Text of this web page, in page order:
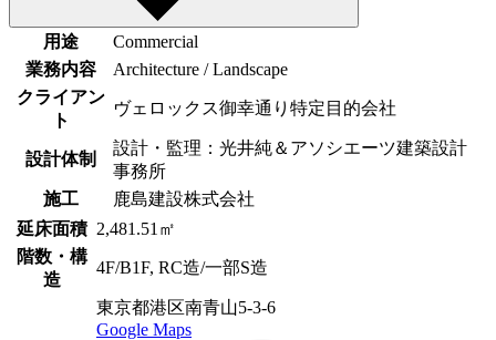
用途
Commercial
業務内容
Architecture / Landscape
クライアン
ト
ヴェロックス御幸通り特定目的会社
設計体制
設計・監理：光井純＆アソシエーツ建築設計
事務所
施工
鹿島建設株式会社
延床面積 2,481.51㎡
階数・構
造
4F/B1F, RC造/一部S造
東京都港区南青山5-3-6
Google Maps